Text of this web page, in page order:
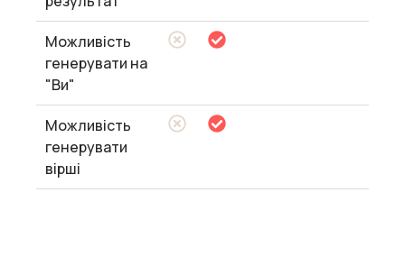
Можливість
генерувати на
"Ви"
Можливість
генерувати
вірші